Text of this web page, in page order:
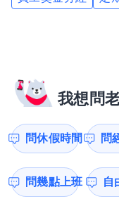
我想問
問休假時間 問
問幾點上班 自